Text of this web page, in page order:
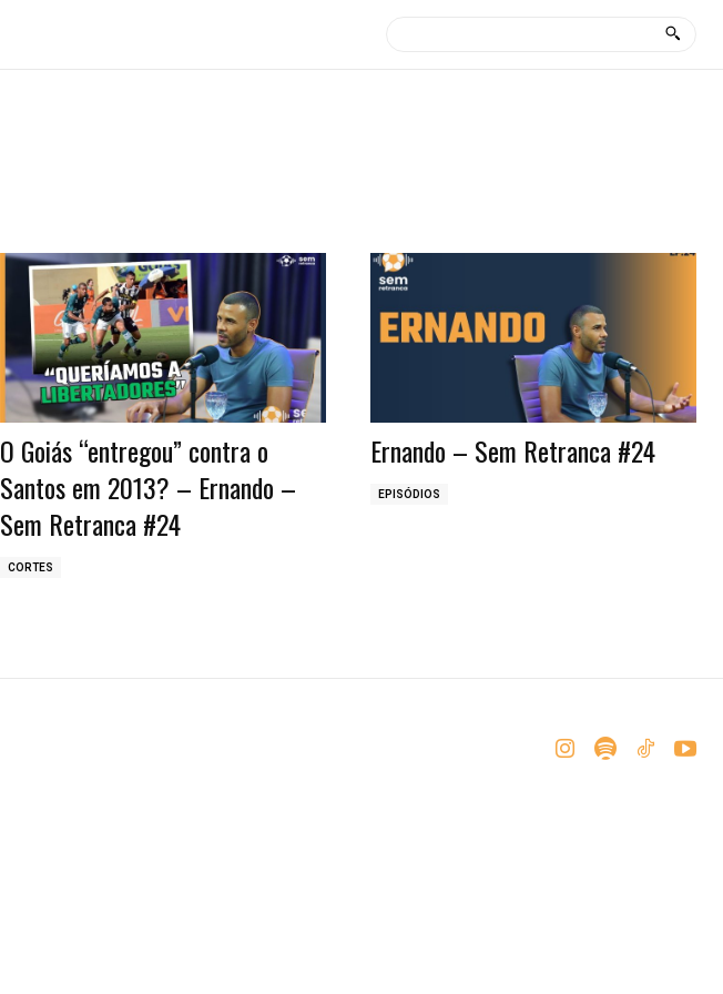
O Goiás “entregou” contra o
Santos em 2013? – Ernando –
Sem Retranca #24
CORTES
Ernando – Sem Retranca #24
EPISÓDIOS